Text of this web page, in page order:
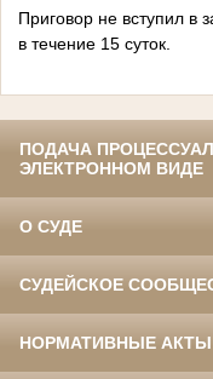
Приговор не вступил в
в течение 15 суток.
ПОДАЧА
ЭЛЕКТРОННОМ ВИДЕ
О СУДЕ
СУДЕЙСКОЕ
НОРМАТИВНЫЕ АКТЫ